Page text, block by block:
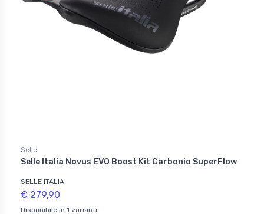
Selle
Selle Italia Novus EVO Boost Kit Carbonio SuperFlow
SELLE ITALIA
€ 279,90
Disponibile in 1 varianti